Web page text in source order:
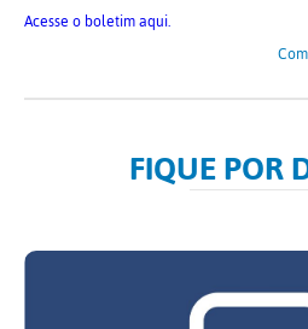
Acesse o boletim aqui.
FIQUE POR